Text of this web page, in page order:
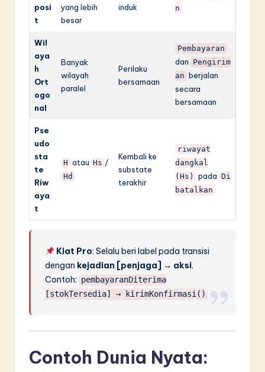
posi
t
yang lebih
besar
induk
n
Wil
aya
h
Ort
ogo
nal
Banyak
wilayah
paralel
Perilaku
bersamaan
Pembayaran
dan Pengirim
an berjalan
secara
bersamaan
Pse
udo
sta
te
Riw
aya
t
H atau Hs /
Hd
Kembali ke
substate
terakhir
riwayat
dangkal
(Hs)
pada Di
batalkan
Kiat Pro: Selalu beri label pada transisi
dengan kejadian [penjaga] → aksi.
Contoh: pembayaranDiterima
[stokTersedia] → kirimKonfirmasi()
Contoh Dunia Nyata: